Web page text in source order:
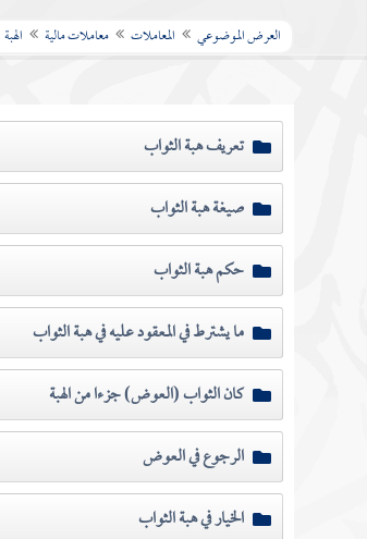
العرض الموضوعي المعاملات معاملات مالية الهبة
تعريف هبة الثواب
صيغة هبة الثواب
حكم هبة الثواب
ما يشترط في المعقود عليه في هبة الثواب
كان الثواب (العوض) جزءا من الهبة
الرجوع في العوض
الخيار في هبة الثواب